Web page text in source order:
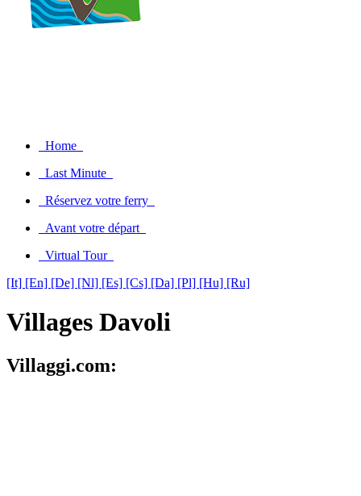
Home
Last Minute
Réservez votre ferry
Avant votre départ
Virtual Tour
[It] [En] [De] [Nl] [Es] [Cs] [Da] [Pl] [Hu] [Ru]
Villages Davoli
Villaggi.com: